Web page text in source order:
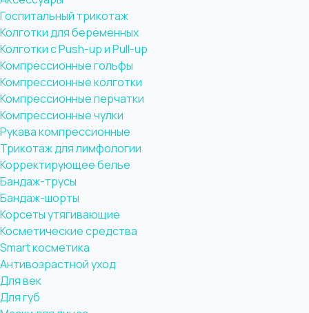
Госпитальный трикотаж
Колготки для беременных
Колготки с Push-up и Pull-up
Компрессионные гольфы
Компрессионные колготки
Компрессионные перчатки
Компрессионные чулки
Рукава компрессионные
Трикотаж для лимфологии
Корректирующее белье
Бандаж-трусы
Бандаж-шорты
Корсеты утягивающие
Косметические средства
Smart косметика
Антивозрастной уход
Для век
Для губ